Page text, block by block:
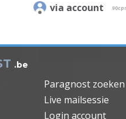
via account
.be
Paragnost zoeken
Live mailsessie
Login account